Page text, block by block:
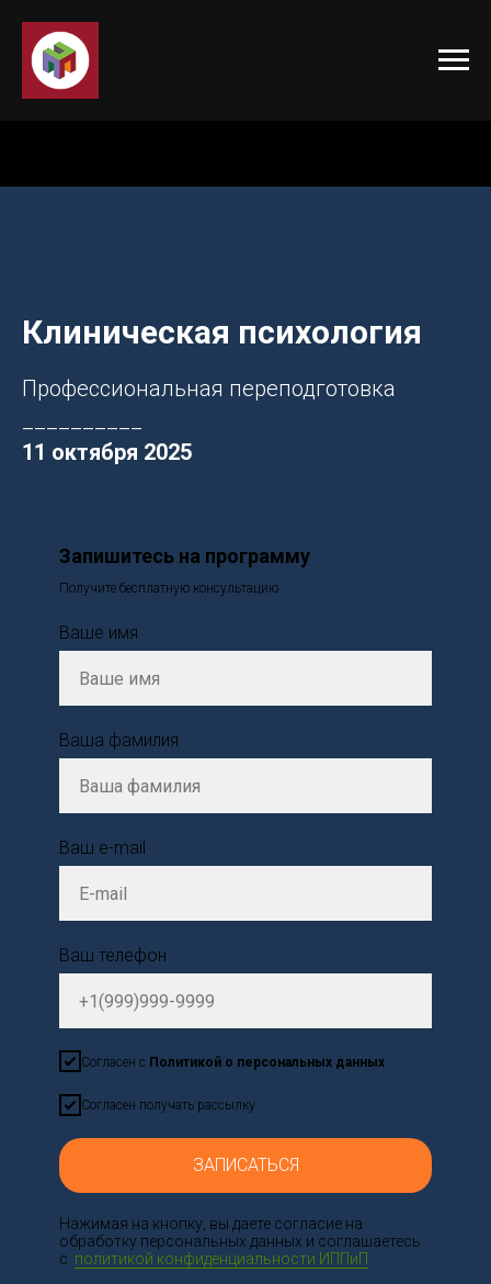
Клиническая психология
Профессиональная переподготовка
11 октября 2025
Запишитесь на программу
Получите бесплатную консультацию
Ваше имя
Ваша фамилия
Ваш e-mail
Ваш телефон
Согласен с Политикой о персональных данных
Согласен получать рассылку
ЗАПИСАТЬСЯ
Нажимая на кнопку, вы даете согласие на
обработку персональных данных и соглашаетесь
с политикой конфиденциальности ИППиП